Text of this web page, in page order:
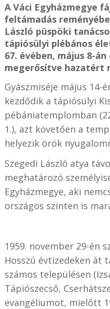
A Váci Egyházmegye
feltámadás
László püspöki
tápiósülyi plébános
67. évében, május 8-
megerősítve hazatért
Gyászmiséje május
kezdődik a tápiósülyi
pébániatemplomban
1.), azt követően a
helyezik örök
Szegedi László atya
meghatározó
Egyházmegye, aki
országos szinten is
1959. november 29-én
Hosszú évtizedeken át
számos településen
Tápiószecső,
evangéliumot, mielőtt